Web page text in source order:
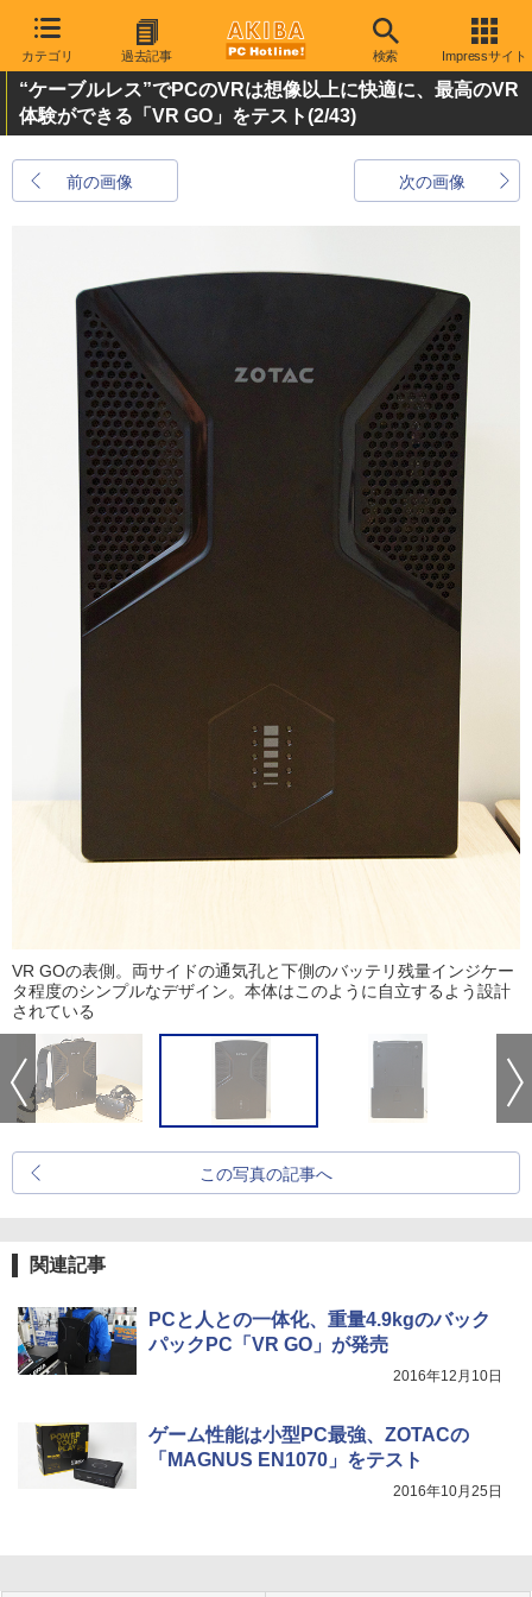
カテゴリ 過去記事 検索 Impressサイト
“ケーブルレス”でPCのVRは想像以上に快適に、最高のVR
体験ができる「VR GO」をテスト(2/43)
前の画像 次の画像
VR GOの表側。両サイドの通気孔と下側のバッテリ残量インジケー
タ程度のシンプルなデザイン。本体はこのように自立するよう設計
されている
この写真の記事へ
関連記事
PCと人との一体化、重量4.9kgのバック
パックPC「VR GO」が発売
2016年12月10日
ゲーム性能は小型PC最強、ZOTACの
「MAGNUS EN1070」をテスト
2016年10月25日